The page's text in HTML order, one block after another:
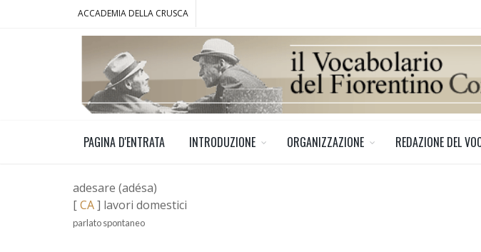
ACCADEMIA DELLA CRUSCA
PAGINA D'ENTRATA INTRODUZIONE ORGANIZZAZIONE REDAZIONE DEL
adesare (adésa)
[CA] lavori domestici
parlato spontaneo